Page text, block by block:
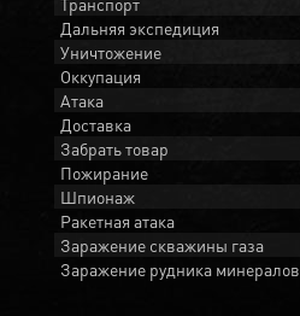
Дальняя экспедиция
Уничтожение
Оккупация
Атака
Доставка
Забрать товар
Пожирание
Шпионаж
Ракетная атака
Заражение скважины газа
Заражение рудника минералов